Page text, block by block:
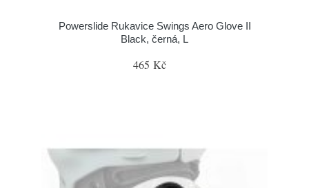
Powerslide Rukavice Swings Aero Glove II
Black, černá, L
465 Kč